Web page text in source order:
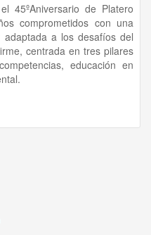
45ºAniversario de Platero
comprometidos con una
a los desafíos del
centrada en tres pilares
educación en